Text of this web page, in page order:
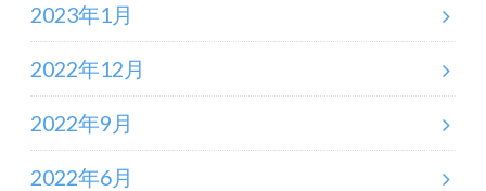
2023年1月
2022年12月
2022年9月
2022年6月